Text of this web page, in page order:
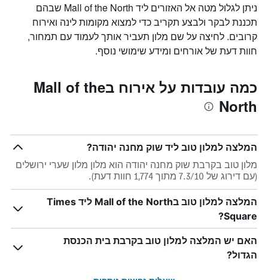
ניתן לגלול מטה אל האזורים ליד Mall of the North שבהם
תכננת לבקר ולבצע תקריב כדי למצוא מקומות לינה ואירוח
קרובים. לחיצה על שם מלון תעביר אותך לעמוד עם תמחור,
חוות דעת של אורחים ומידע שימושי נוסף.
כמה עובדות על אירוח בMall of the
North
המלצה למלון טוב ליד שוק מחנה יהודה?
מלון טוב בקרבת שוק מחנה יהודה הוא מלון מלון שערי ירושלים
(עם דירוג של 7.3/10 מתוך 1,774 חוות דעת).
המלצה למלון טוב בMall of the North ליד Times
Square?
האם יש המלצה למלון טוב בקרבת בית הכנסת
הגדול?